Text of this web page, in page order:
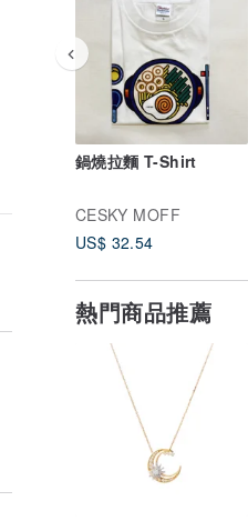
鍋燒拉麵 T-Shirt
CESKY MOFF
US$ 32.54
熱門商品推薦